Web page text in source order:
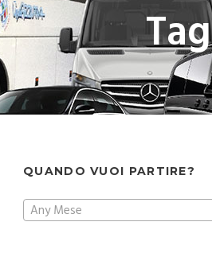
Tag
QUANDO VUOI PARTIRE?
Any Mese